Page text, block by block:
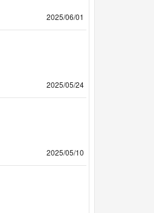
2025/06/01
2025/05/24
2025/05/10